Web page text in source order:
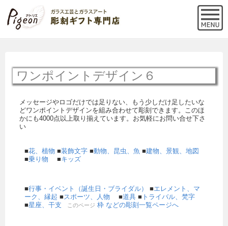
ワンポイントデザイン６
メッセージやロゴだけでは足りない、もう少しだけ足したいな
どワンポイントデザインを組み合わせて彫刻できます。このほ
かにも4000点以上取り揃えています。お気軽にお問い合せ下さ
い
■花、植物 ■装飾文字 ■動物、昆虫、魚 ■建物、景観、地図
■乗り物 ■キッズ
■行事・イベント（誕生日・ブライダル） ■エレメント、マ
ーク、縁起 ■スポーツ、人物 ■道具 ■ トライバル、梵字
■星座、干支 このページ 枠 などの彫刻一覧ページへ